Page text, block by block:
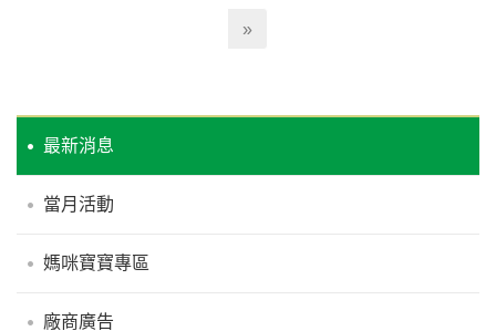
最新消息
當月活動
媽咪寶寶專區
廠商廣告
»